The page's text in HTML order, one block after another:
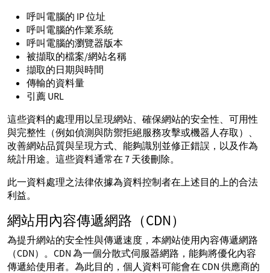
呼叫電腦的 IP 位址
呼叫電腦的作業系統
呼叫電腦的瀏覽器版本
被擷取的檔案/網站名稱
擷取的日期與時間
傳輸的資料量
引薦 URL
這些資料的處理用以呈現網站、確保網站的安全性、可用性
與完整性（例如偵測與防禦拒絕服務攻擊或機器人存取）、
改善網站品質與呈現方式、能夠識別並修正錯誤，以及作為
統計用途。這些資料通常在 7 天後刪除。
此一資料處理之法律依據為資料控制者在上述目的上的合法
利益。
網站用內容傳遞網路（CDN）
為提升網站的安全性與傳遞速度，本網站使用內容傳遞網路
（CDN）。CDN 為一個分散式伺服器網路，能夠將優化內容
傳遞給使用者。為此目的，個人資料可能會在 CDN 供應商的